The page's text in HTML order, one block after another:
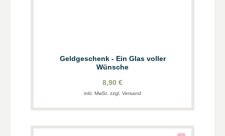
Geldgeschenk - Ein Glas voller
Wünsche
8,90 €
inkl. MwSt. zzgl. Versand